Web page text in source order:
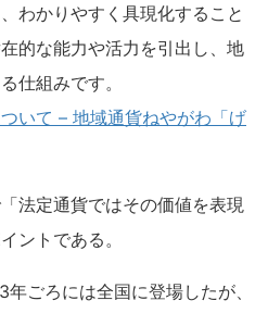
わかりやすく具現化すること
的な能力や活力を引出し、地
仕組みです。
いて – 地域通貨ねやがわ「げ
法定通貨ではその価値を表現
ントである。
ごろには全国に登場したが、